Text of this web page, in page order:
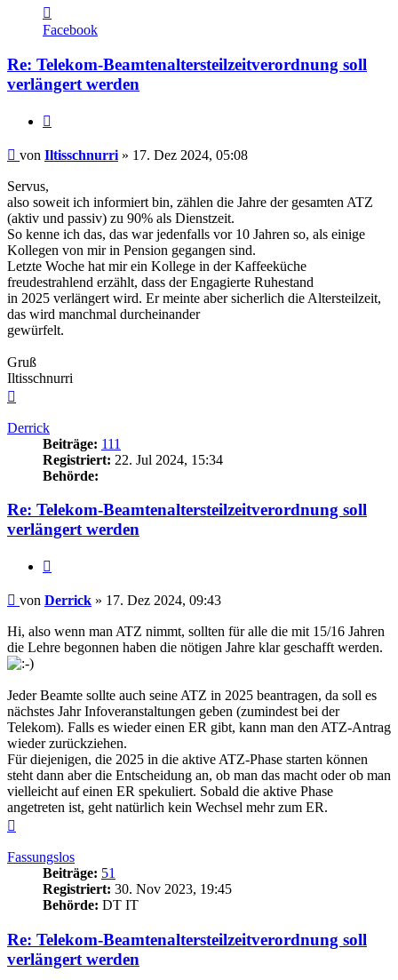
von
Iltisschnurri
Facebook
Re: Telekom-Beamtenaltersteilzeitverordnung soll
verlängert werden
Beitrag
von Iltisschnurri » 17. Dez 2024, 05:08
Servus,
also soweit ich informiert bin, zählen die Jahre der gesamten ATZ
(aktiv und passiv) zu 90% als Dienstzeit.
So kenne ich das, das war jedenfalls vor 10 Jahren so, als einige
Kollegen von mir in Pension gegangen sind.
Letzte Woche hat mir ein Kollege in der Kaffeeküche
freudestrahlend erzählt, dass der Engagierte Ruhestand
in 2025 verlängert wird. Er meinte aber sicherlich die Altersteilzeit,
das wird manchmal durcheinander
gewürfelt.
Gruß
Iltisschnurri
Derrick
Beiträge: 111
Registriert: 22. Jul 2024, 15:34
Behörde:
Re: Telekom-Beamtenaltersteilzeitverordnung soll
verlängert werden
Beitrag
von Derrick » 17. Dez 2024, 09:43
Hi, also wenn man ATZ nimmt, sollten für alle die mit 15/16 Jahren
die Lehre begonnen haben die nötigen Jahre klar geschafft werden.
Jeder Beamte sollte auch seine ATZ in 2025 beantragen, da soll es
nächstes Jahr Infoveranstaltungen geben (zumindest bei der
Telekom). Falls es wieder einen ER gibt, kann man den ATZ-Antrag
wieder zurückziehen.
Für diejenigen, die 2025 in die aktive ATZ-Phase starten können
steht dann aber die Entscheidung an, ob man das macht oder ob man
vielleicht auf einen ER spekuliert. Sobald die aktive Phase
angetreten ist, geht natürlich kein Wechsel mehr zum ER.
Fassungslos
Beiträge: 51
Registriert: 30. Nov 2023, 19:45
Behörde: DT IT
Re: Telekom-Beamtenaltersteilzeitverordnung soll
verlängert werden